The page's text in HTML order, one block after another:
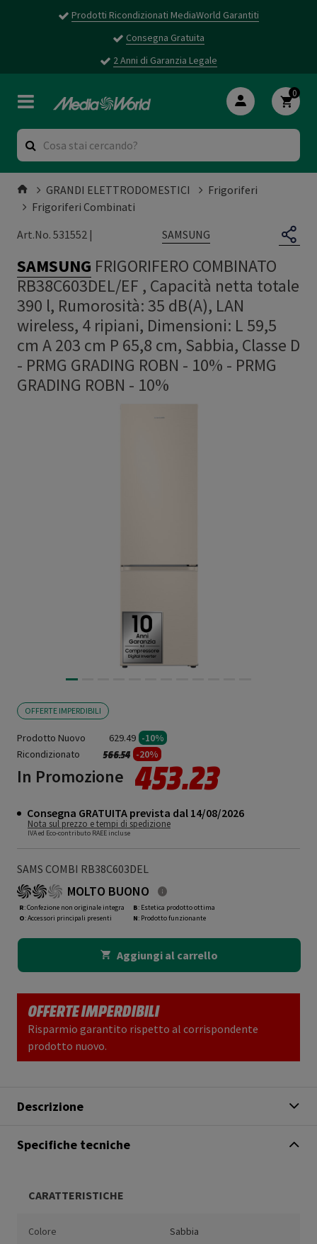
Prodotti Ricondizionati MediaWorld Garantiti
Consegna Gratuita
2 Anni di Garanzia Legale
0
GRANDI ELETTRODOMESTICI
Frigoriferi
Frigoriferi Combinati
Art.No. 531552 |
SAMSUNG
SAMSUNG FRIGORIFERO COMBINATO
RB38C603DEL/EF , Capacità netta totale
390 l, Rumorosità: 35 dB(A), LAN
wireless, 4 ripiani, Dimensioni: L 59,5
cm A 203 cm P 65,8 cm, Sabbia, Classe D
- PRMG GRADING ROBN - 10% - PRMG
GRADING ROBN - 10%
OFFERTE IMPERDIBILI
Prodotto Nuovo 629.49 -10%
Ricondizionato
Prezzo ridotto da
566.54a -20%
In Promozione 453.23
Consegna GRATUITA prevista dal 14/08/2026
Nota sul prezzo e tempi di spedizione
IVA ed Eco-contributo RAEE incluse
SAMS COMBI RB38C603DEL
MOLTO BUONO
R: Confezione non originale integra
O: Accessori principali presenti
B: Estetica prodotto ottima
N: Prodotto funzionante
Aggiungi al carrello
OFFERTE IMPERDIBILI
Risparmio garantito rispetto al corrispondente
prodotto nuovo.
Descrizione
Specifiche tecniche
CARATTERISTICHE
Colore Sabbia